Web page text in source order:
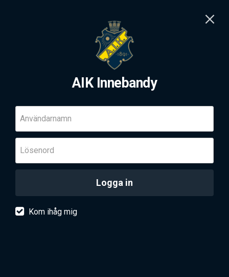
AIK Innebandy
Användarnamn
Lösenord
Logga in
Kom ihåg mig